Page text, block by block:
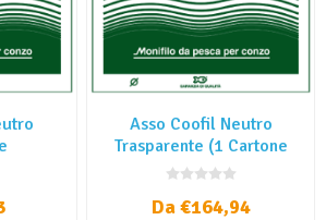
Asso Coofil Neutro
Trasparente (1 Cartone
Indivisibile) a €6,50 + IVA
Da €164,94